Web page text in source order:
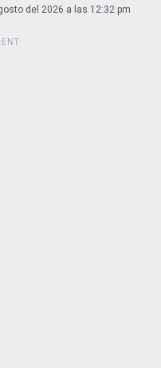
del 2026 a las 12:32 pm